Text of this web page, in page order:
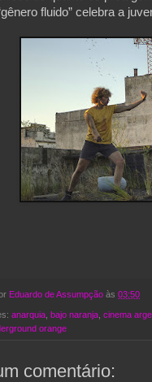
fluido” celebra a
Eduardo de Assumpção às 03:50
anarquia bajo naranja cinema
orange
comentário: